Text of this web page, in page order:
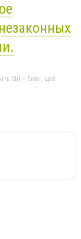
Ctrl + Enter, щоб